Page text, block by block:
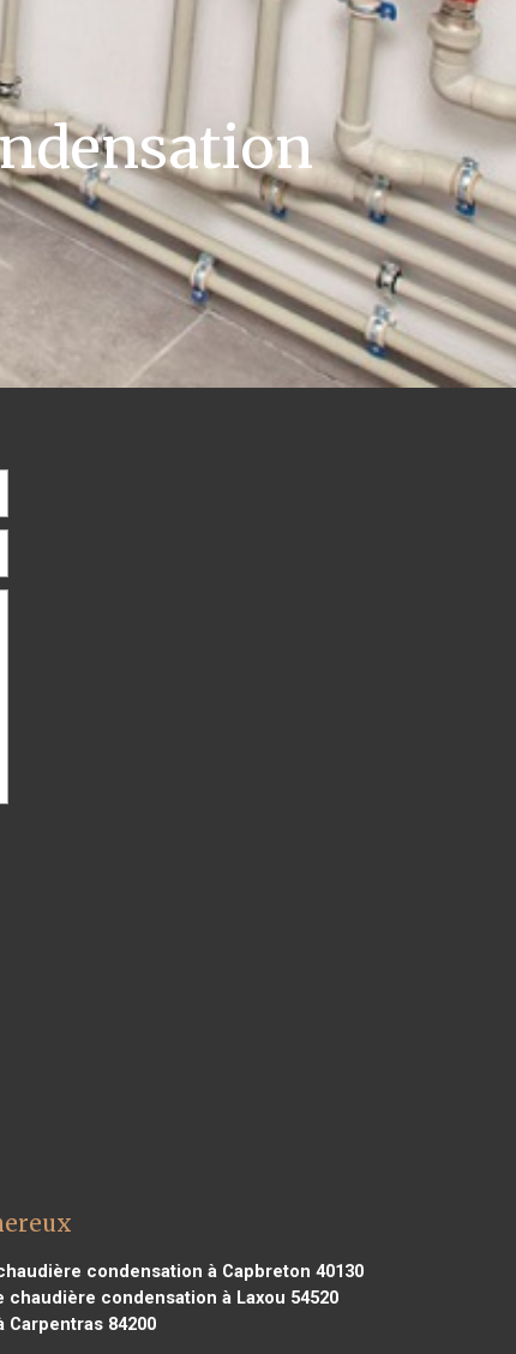
condensation à Capbreton 40130
chaudière condensation à Laxou 54520
84200